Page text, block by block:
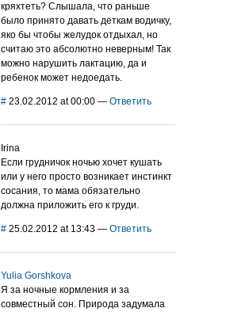
кряхтеть? Слышала, что раньше
было принято давать деткам водичку,
яко бы чтобы желудок отдыхал, но
считаю это абсолютно неверным! Так
можно нарушить лактацию, да и
ребенок может недоедать.
# 23.02.2012 at 00:00 — Ответить
Irina
Если грудничок ночью хочет кушать
или у него просто возникает инстинкт
сосания, то мама обязательно
должна приложить его к груди.
# 25.02.2012 at 13:43 — Ответить
Yulia Gorshkova
Я за ночные кормления и за
совместный сон. Природа задумала